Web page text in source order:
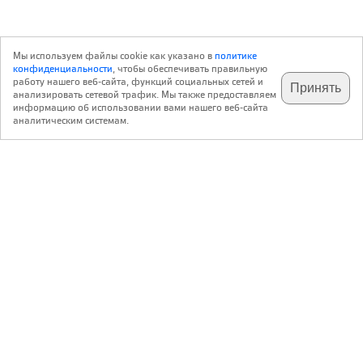
подпишитесь на наш
телеграм @archi_ru
✕
с 20 июля 1999 г.
Мы используем файлы cookie как указано вполитике
конфиденциальности, чтобы обеспечивать правильную
работу нашего веб-сайта, функций социальных сетей и
анализировать сетевой трафик. Мы также предоставляем
информацию об использовании вами нашего веб-сайта
аналитическим системам.
Принять